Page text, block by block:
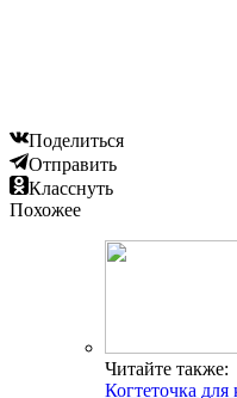
Поделиться
Отправить
Класснуть
Похожее
Читайте также:
Когтеточка для